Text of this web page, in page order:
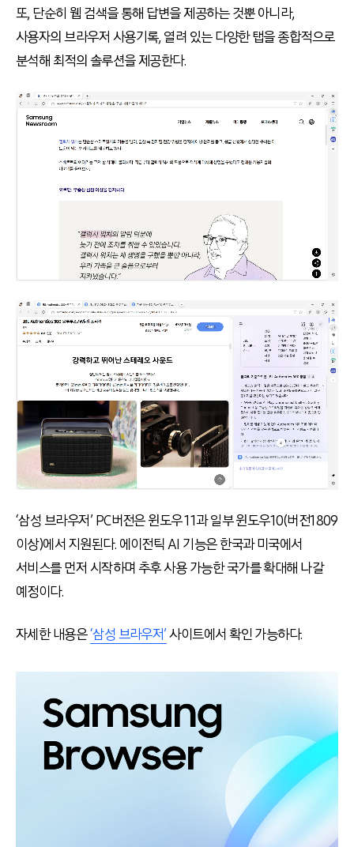
또, 단순히 웹 검색을 통해 답변을 제공하는 것뿐 아니라,
사용자의 브라우저 사용기록, 열려 있는 다양한 탭을 종합적으로
분석해 최적의 솔루션을 제공한다.
‘삼성 브라우저’ PC버전은 윈도우 11과 일부 윈도우10(버전1809
이상)에서 지원된다. 에이전틱 AI 기능은 한국과 미국에서
서비스를 먼저 시작하며 추후 사용 가능한 국가를 확대해 나갈
예정이다.
자세한 내용은‘삼성 브라우저’사이트에서 확인 가능하다.